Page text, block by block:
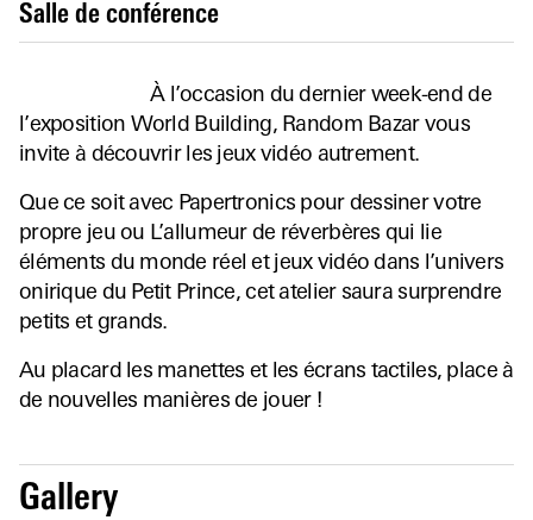
Salle de conférence
À l’occasion du dernier week-end de
l’exposition World Building, Random Bazar vous
invite à découvrir les jeux vidéo autrement.
Que ce soit avec Papertronics pour dessiner votre
propre jeu ou L’allumeur de réverbères qui lie
éléments du monde réel et jeux vidéo dans l’univers
onirique du Petit Prince, cet atelier saura surprendre
petits et grands.
Au placard les manettes et les écrans tactiles, place à
de nouvelles manières de jouer !
Gallery